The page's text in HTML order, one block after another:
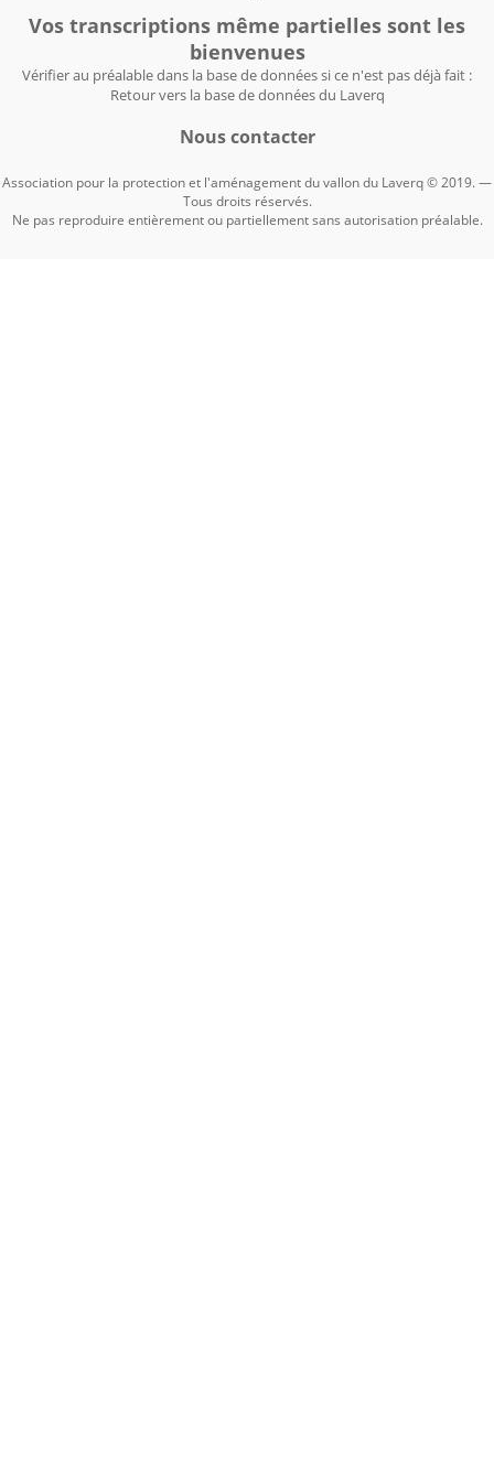
Vos transcriptions même partielles sont les
bienvenues
Vérifier au préalable dans la base de données si ce n'est pas déjà fait :
Retour vers la base de données du Laverq
Nous contacter
Association pour la protection et l'aménagement du vallon du Laverq © 2019. —
Tous droits réservés.
Ne pas reproduire entièrement ou partiellement sans autorisation préalable.